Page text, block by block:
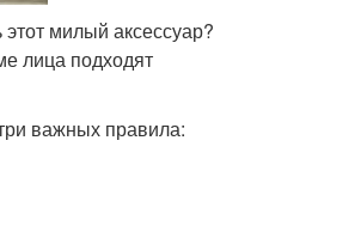
милый аксессуар?
лица подходят
важных правила: